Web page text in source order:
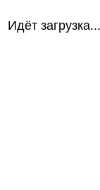
Идёт загрузка...